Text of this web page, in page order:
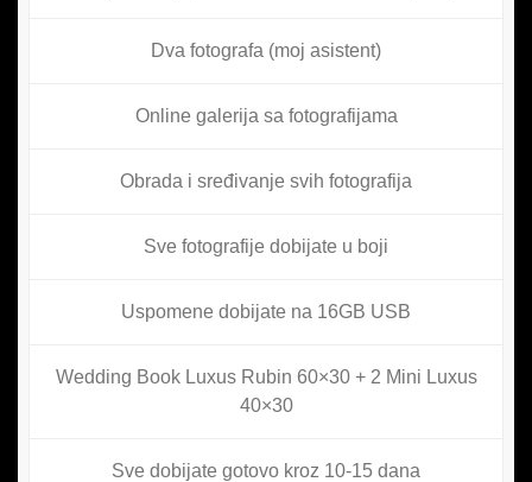
Dva fotografa (moj asistent)
Online galerija sa fotografijama
Obrada i sređivanje svih fotografija
Sve fotografije dobijate u boji
Uspomene dobijate na 16GB USB
Wedding Book Luxus Rubin 60×30 + 2 Mini Luxus
40×30
Sve dobijate gotovo kroz 10-15 dana